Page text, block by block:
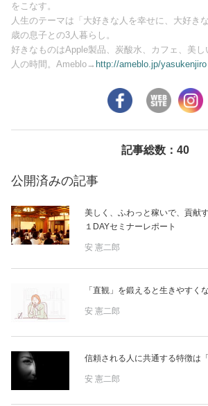
美容/健康
ワークスタイル
妊娠/出産/家族
ココロ/カラダ
グルメ
トラベル
カルチャー/エンタメ
占い
性と愛
をこなす。
人生のテーマは「大好きな人を幸せに、大好き
歳の息子との3人暮らし。
好きなものはApple製品、炭酸水、カフェ、美
人の時間。Ameblo→ http://ameblo.jp/yasukenjiro
記事総数：40
公開済みの記事
美しく、ふわっと稼いで、貢献
１DAYセミナーレポート
安 憲二郎
「直観」を鍛えると生きやすく
安 憲二郎
信頼される人に共通する特徴は
安 憲二郎